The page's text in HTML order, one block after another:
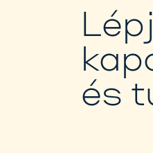
és